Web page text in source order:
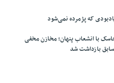
که پژمرده نمی‌شود
با انشعاب پنهان؛ مخازن مخفی
بازداشت شد